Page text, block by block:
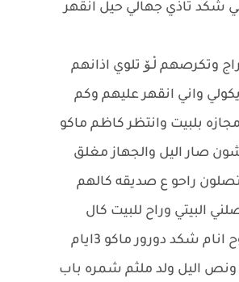
شكد تاذي جهالي حيل انقهر
وتكرصهم لْـۆ تلوي اذانهم
واني انقهر عليهم وكم
مجازه بلبيت وانتظر كاظم ماكو
صار اليل والجهاز مغلق
راحو ع صديقه كالهم
البيتي وراح للبيت كال
شكد دورور ماكو 3ايام